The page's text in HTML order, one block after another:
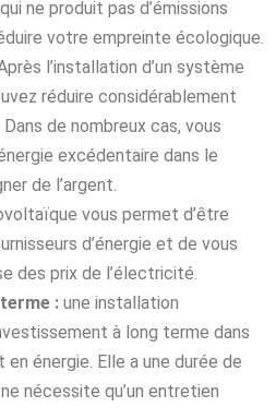
qui ne produit pas d’émissions
votre empreinte écologique.
l’installation d’un système
réduire considérablement
Dans de nombreux cas, vous
excédentaire dans le
de l’argent.
vous permet d’être
d’énergie et de vous
des prix de l’électricité.
terme : une installation
à long terme dans
en énergie. Elle a une durée de
ne nécessite qu’un entretien